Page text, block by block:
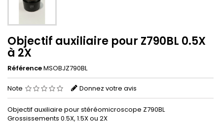
Objectif auxiliaire pour Z790BL 0.5X
à 2X
RéférenceMSOBJZ790BL
Note Donnez votre avis
Objectif auxiliaire pour stéréomicroscope Z790BL
Grossissements 0.5X, 1.5X ou 2X